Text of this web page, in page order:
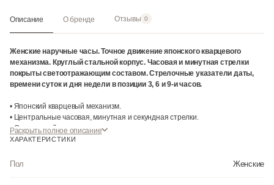
Описание О бренде Отзывы 0
Женские наручные часы. Точное движение японского кварцевого
механизма. Круглый стальной корпус. Часовая и минутная стрелки
покрыты светоотражающим составом. Стрелочные указатели даты,
времени суток и дня недели в позиции 3, 6 и 9-и часов.
• Японский кварцевый механизм.
• Центральные часовая, минутная и секундная стрелки.
• Стрелочный указатель дня недели.
• Стрелочный указатель времени суток с 24-х часовой шкалой.
• Точность хода не хуже -+20 сек. В месяц.
Раскрыть полное описание
ХАРАКТЕРИСТИКИ
Пол Женские